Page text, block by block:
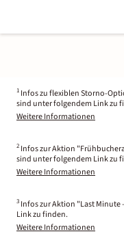
1 Infos zu flexiblen Storno-
sind unter folgendem Link zu
Weitere Informationen
2 Infos zur Aktion
sind unter folgendem Link zu
Weitere Informationen
3 Infos zur Aktion "Last Minute
Link zu finden.
Weitere Informationen